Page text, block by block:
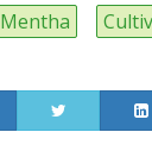
Mentha